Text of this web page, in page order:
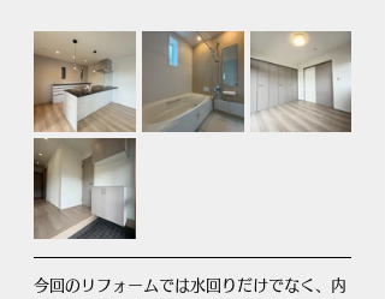
今回のリフォームでは水回りだけでなく、内